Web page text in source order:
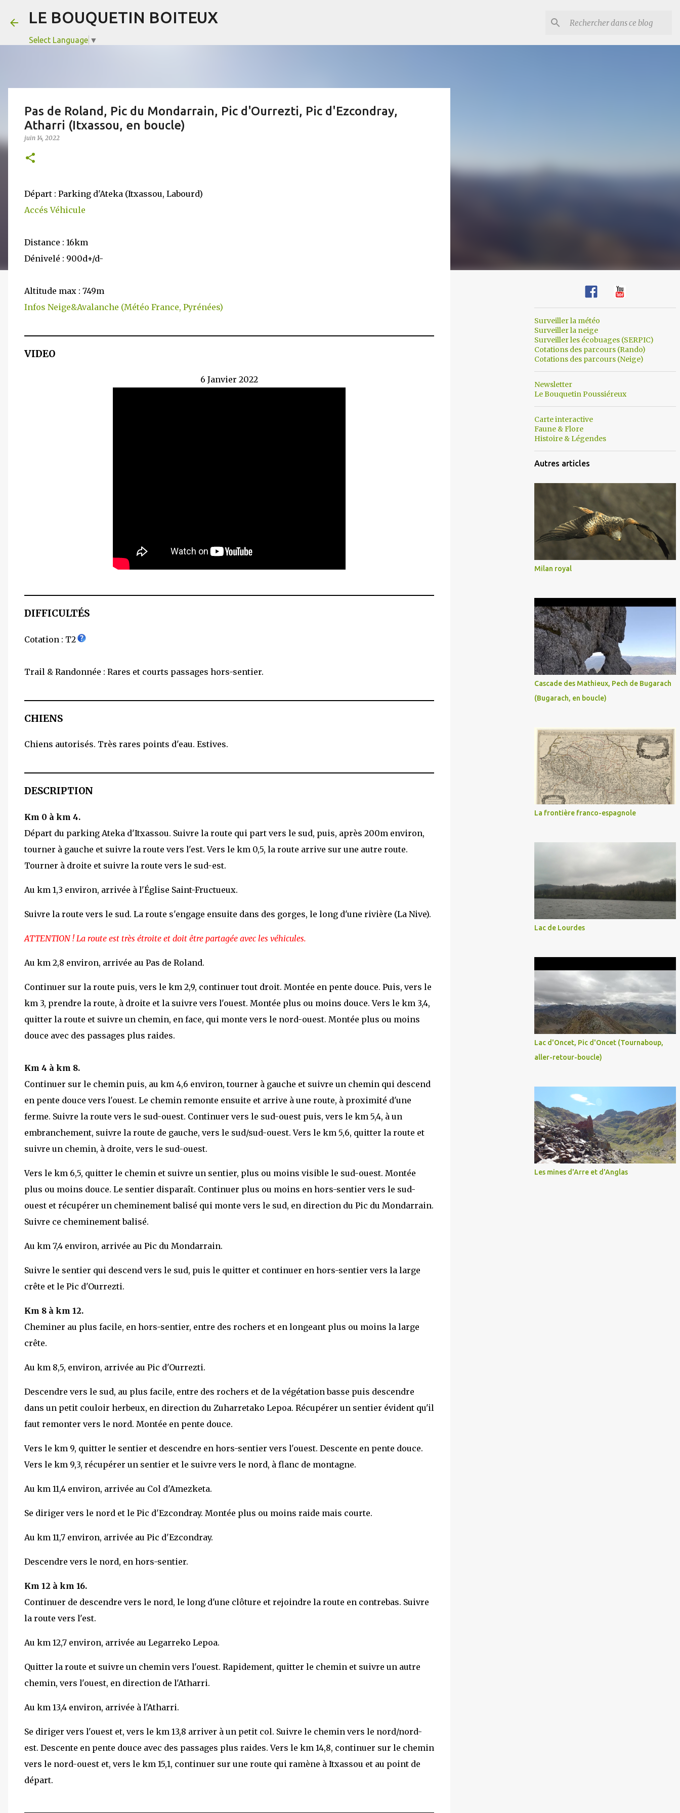
LE BOUQUETIN BOITEUX
Select Language ▼
Pas de Roland, Pic du Mondarrain, Pic d'Ourrezti, Pic d'Ezcondray,
Atharri (Itxassou, en boucle)
juin 14, 2022
Départ : Parking d'Ateka (Itxassou, Labourd)
Accés Véhicule
Distance : 16km
Dénivelé : 900d+/d-
Altitude max : 749m
Infos Neige&Avalanche (Météo France, Pyrénées)
VIDEO
6 Janvier 2022
DIFFICULTÉS
Cotation : T2
Trail & Randonnée : Rares et courts passages hors-sentier.
CHIENS
Chiens autorisés. Très rares points d'eau. Estives.
DESCRIPTION
Km 0 à km 4.
Départ du parking Ateka d'Itxassou. Suivre la route qui part vers le sud, puis, après 200m environ,
tourner à gauche et suivre la route vers l'est. Vers le km 0,5, la route arrive sur une autre route.
Tourner à droite et suivre la route vers le sud-est.
Au km 1,3 environ, arrivée à l'Église Saint-Fructueux.
Suivre la route vers le sud. La route s'engage ensuite dans des gorges, le long d'une rivière (La Nive).
ATTENTION ! La route est très étroite et doit être partagée avec les véhicules.
Au km 2,8 environ, arrivée au Pas de Roland.
Continuer sur la route puis, vers le km 2,9, continuer tout droit. Montée en pente douce. Puis, vers le
km 3, prendre la route, à droite et la suivre vers l'ouest. Montée plus ou moins douce. Vers le km 3,4,
quitter la route et suivre un chemin, en face, qui monte vers le nord-ouest. Montée plus ou moins
douce avec des passages plus raides.
Km 4 à km 8.
Continuer sur le chemin puis, au km 4,6 environ, tourner à gauche et suivre un chemin qui descend
en pente douce vers l'ouest. Le chemin remonte ensuite et arrive à une route, à proximité d'une
ferme. Suivre la route vers le sud-ouest. Continuer vers le sud-ouest puis, vers le km 5,4, à un
embranchement, suivre la route de gauche, vers le sud/sud-ouest. Vers le km 5,6, quitter la route et
suivre un chemin, à droite, vers le sud-ouest.
Vers le km 6,5, quitter le chemin et suivre un sentier, plus ou moins visible le sud-ouest. Montée
plus ou moins douce. Le sentier disparaît. Continuer plus ou moins en hors-sentier vers le sud-
ouest et récupérer un cheminement balisé qui monte vers le sud, en direction du Pic du Mondarrain.
Suivre ce cheminement balisé.
Au km 7,4 environ, arrivée au Pic du Mondarrain.
Suivre le sentier qui descend vers le sud, puis le quitter et continuer en hors-sentier vers la large
crête et le Pic d'Ourrezti.
Km 8 à km 12.
Cheminer au plus facile, en hors-sentier, entre des rochers et en longeant plus ou moins la large
crête.
Au km 8,5, environ, arrivée au Pic d'Ourrezti.
Descendre vers le sud, au plus facile, entre des rochers et de la végétation basse puis descendre
dans un petit couloir herbeux, en direction du Zuharretako Lepoa. Récupérer un sentier évident qu'il
faut remonter vers le nord. Montée en pente douce.
Vers le km 9, quitter le sentier et descendre en hors-sentier vers l'ouest. Descente en pente douce.
Vers le km 9,3, récupérer un sentier et le suivre vers le nord, à flanc de montagne.
Au km 11,4 environ, arrivée au Col d'Amezketa.
Se diriger vers le nord et le Pic d'Ezcondray. Montée plus ou moins raide mais courte.
Au km 11,7 environ, arrivée au Pic d'Ezcondray.
Descendre vers le nord, en hors-sentier.
Km 12 à km 16.
Continuer de descendre vers le nord, le long d'une clôture et rejoindre la route en contrebas. Suivre
la route vers l'est.
Au km 12,7 environ, arrivée au Legarreko Lepoa.
Quitter la route et suivre un chemin vers l'ouest. Rapidement, quitter le chemin et suivre un autre
chemin, vers l'ouest, en direction de l'Atharri.
Au km 13,4 environ, arrivée à l'Atharri.
Se diriger vers l'ouest et, vers le km 13,8 arriver à un petit col. Suivre le chemin vers le nord/nord-
est. Descente en pente douce avec des passages plus raides. Vers le km 14,8, continuer sur le chemin
vers le nord-ouest et, vers le km 15,1, continuer sur une route qui ramène à Itxassou et au point de
départ.
Surveiller la météo
Surveiller la neige
Surveiller les écobuages (SERPIC)
Cotations des parcours (Rando)
Cotations des parcours (Neige)
Newsletter
Le Bouquetin Poussiéreux
Carte interactive
Faune & Flore
Histoire & Légendes
Autres articles
Milan royal
Cascade des Mathieux, Pech de Bugarach
(Bugarach, en boucle)
La frontière franco-espagnole
Lac de Lourdes
Lac d'Oncet, Pic d'Oncet (Tournaboup,
aller-retour-boucle)
Les mines d'Arre et d'Anglas